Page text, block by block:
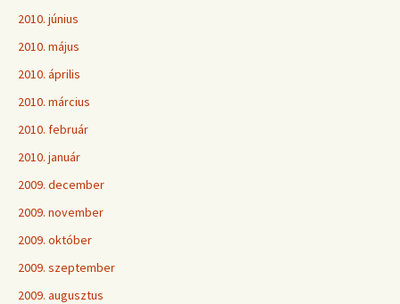
2010. június
2010. május
2010. április
2010. március
2010. február
2010. január
2009. december
2009. november
2009. október
2009. szeptember
2009. augusztus